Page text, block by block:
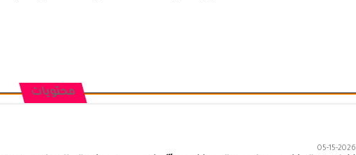
محتويات
05-15-2026